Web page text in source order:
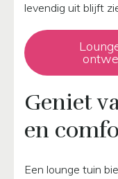
levendig uit blijft
Geniet
en
Een lounge tuin